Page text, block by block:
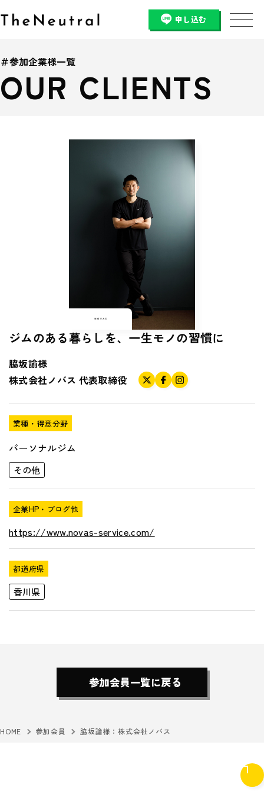
申し込む
＃参加企業様一覧
OUR CLIENTS
ジムのある暮らしを、一生モノの習慣に
脇坂諭様
株式会社ノバス 代表取締役
業種・得意分野
パーソナルジム
その他
企業HP・ブログ他
https://www.novas-service.com/
都道府県
香川県
参加会員一覧に戻る
HOME 参加会員 脇坂諭様：株式会社ノバス